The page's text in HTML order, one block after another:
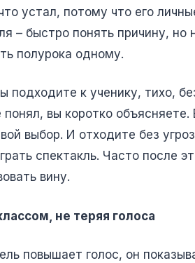
устал, потому что его
– быстро понять причину,
полурока одному.
подходите к ученику, тихо,
вы коротко
выбор. И отходите без
спектакль. Часто после
вину.
не теряя голоса
повышает голос, он